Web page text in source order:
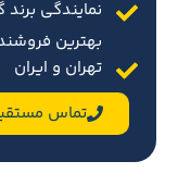
نمایندگی
بهترین
تهران و ایران
تماس